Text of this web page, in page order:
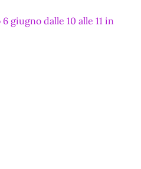
giugno dalle 10 alle 11 in